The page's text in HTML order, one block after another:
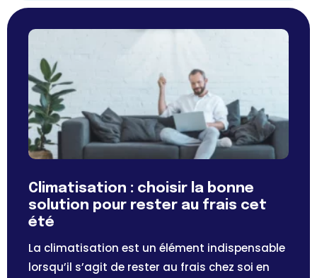
Climatisation : choisir la bonne
solution pour rester au frais cet
été
La climatisation est un élément indispensable
lorsqu’il s’agit de rester au frais chez soi en